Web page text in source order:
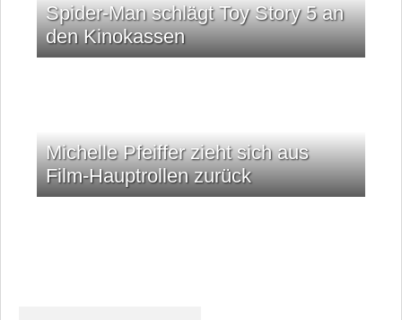
Spider-Man schlägt Toy Story 5 an
den Kinokassen
Michelle Pfeiffer zieht sich aus
Film-Hauptrollen zurück